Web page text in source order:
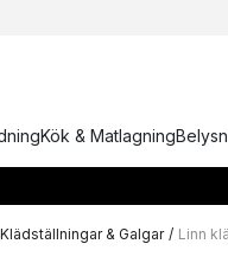
Kök & Matlagning
Klädställningar & Galgar / Linn